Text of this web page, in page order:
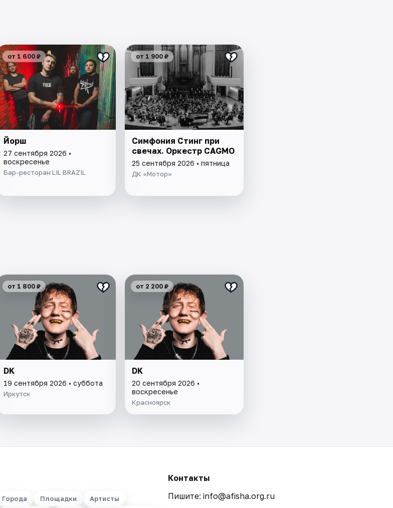
от 1 600 ₽
Йорш
27 сентября 2026 •
воскресенье
Бар-ресторан LIL BRAZIL
от 1 900 ₽
Симфония Стинг при
свечах. Оркестр CAGMO
25 сентября 2026 • пятница
ДК «Мотор»
от 1 800 ₽
DK
19 сентября 2026 • суббота
Иркутск
от 2 200 ₽
DK
20 сентября 2026 •
воскресенье
Красноярск
Города Площадки Артисты
Контакты
Пишите: info@afisha.org.ru